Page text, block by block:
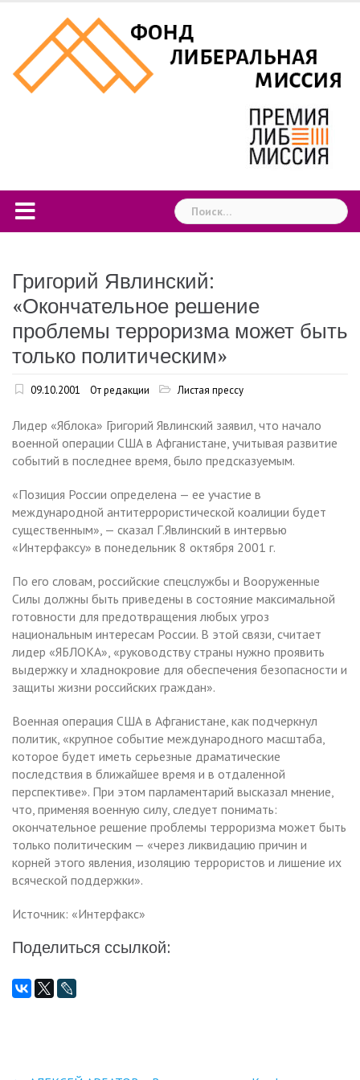
content
Найти:
Григорий Явлинский:
«Окончательное решение
проблемы терроризма может быть
только политическим»
09.10.2001 От редакции Листая прессу
Лидер «Яблока» Григорий Явлинский заявил, что начало
военной операции США в Афганистане, учитывая развитие
событий в последнее время, было предсказуемым.
«Позиция России определена — ее участие в
международной антитеррористической коалиции будет
существенным», — сказал Г.Явлинский в интервью
«Интерфаксу» в понедельник 8 октября 2001 г.
По его словам, российские спецслужбы и Вооруженные
Силы должны быть приведены в состояние максимальной
готовности для предотвращения любых угроз
национальным интересам России. В этой связи, считает
лидер «ЯБЛОКА», «руководству страны нужно проявить
выдержку и хладнокровие для обеспечения безопасности и
защиты жизни российских граждан».
Военная операция США в Афганистане, как подчеркнул
политик, «крупное событие международного масштаба,
которое будет иметь серьезные драматические
последствия в ближайшее время и в отдаленной
перспективе». При этом парламентарий высказал мнение,
что, применяя военную силу, следует понимать:
окончательное решение проблемы терроризма может быть
только политическим — «через ликвидацию причин и
корней этого явления, изоляцию террористов и лишение их
всяческой поддержки».
Источник: «Интерфакс»
Поделиться ссылкой: